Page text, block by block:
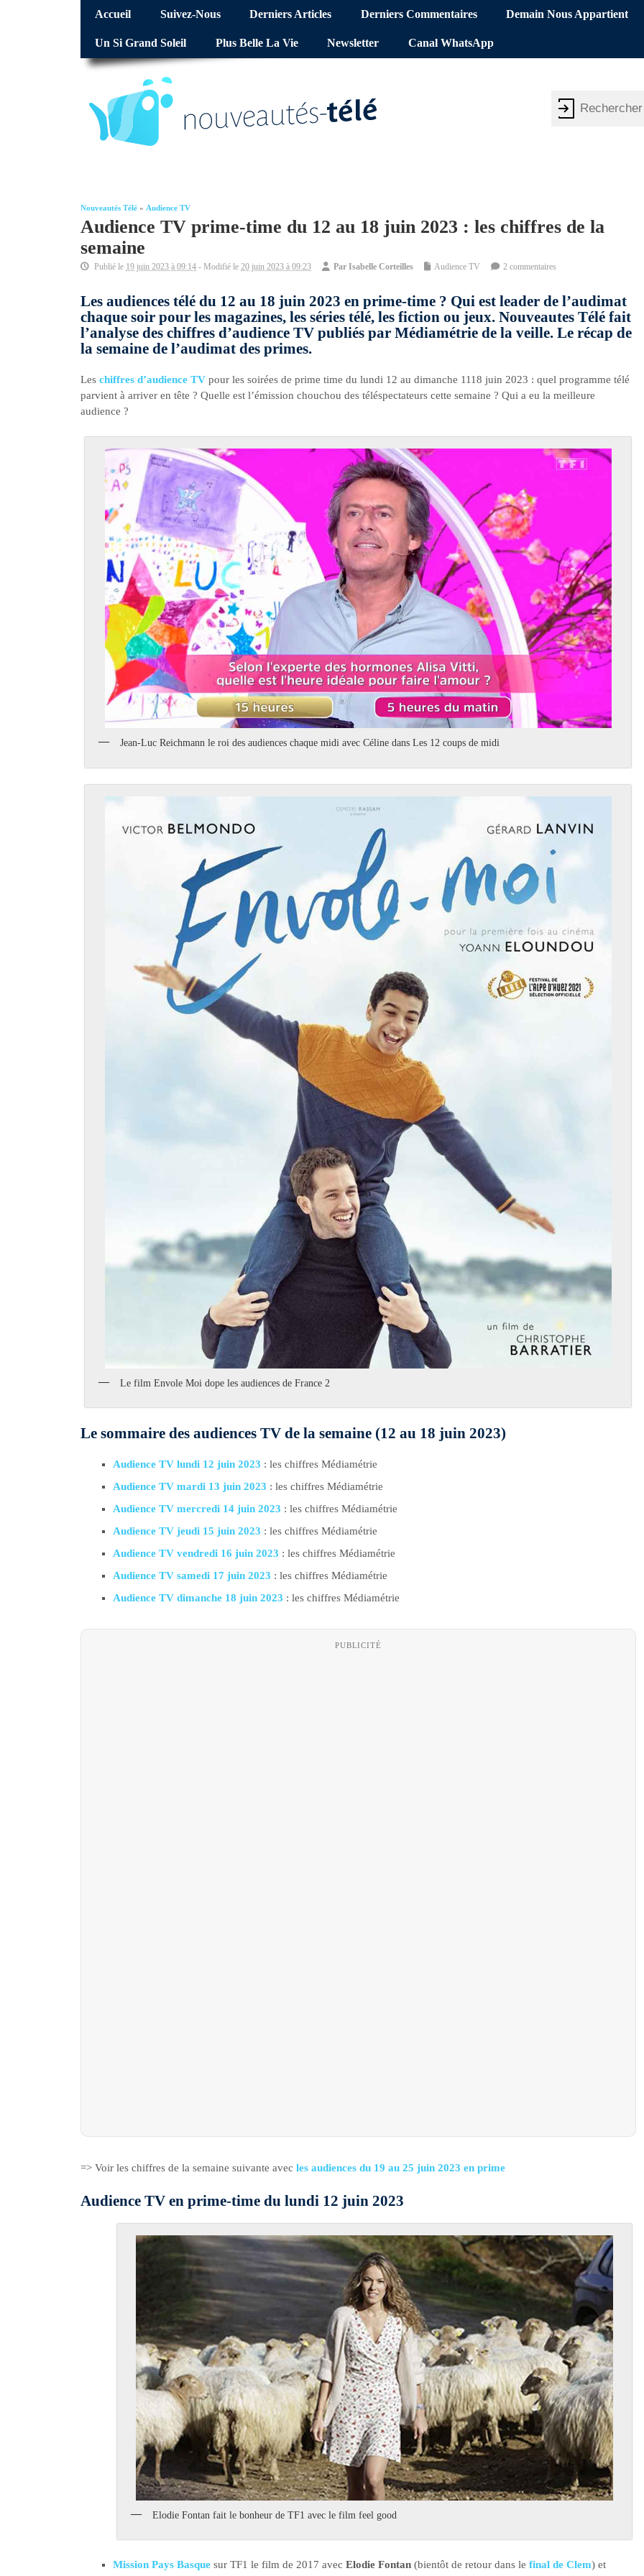
Accueil Suivez-Nous Derniers Articles Derniers Commentaires Demain Nous Appartient
Un Si Grand Soleil Plus Belle La Vie Newsletter Canal WhatsApp
Nouveautés Télé » Audience TV
Audience TV prime-time du 12 au 18 juin 2023 : les chiffres de la
semaine
Publié le 19 juin 2023 à 09:14 - Modifié le 20 juin 2023 à 09:23 Par Isabelle Corteilles Audience TV 2 commentaires
Les audiences télé du 12 au 18 juin 2023 en prime-time ? Qui est leader de l’audimat
chaque soir pour les magazines, les séries télé, les fiction ou jeux. Nouveautes Télé fait
l’analyse des chiffres d’audience TV publiés par Médiamétrie de la veille. Le récap de
la semaine de l’audimat des primes.
Les chiffres d’audience TV pour les soirées de prime time du lundi 12 au dimanche 1118 juin 2023 : quel programme télé
parvient à arriver en tête ? Quelle est l’émission chouchou des téléspectateurs cette semaine ? Qui a eu la meilleure
audience ?
Jean-Luc Reichmann le roi des audiences chaque midi avec Céline dans Les 12 coups de midi
Le film Envole Moi dope les audiences de France 2
Le sommaire des audiences TV de la semaine (12 au 18 juin 2023)
Audience TV lundi 12 juin 2023 : les chiffres Médiamétrie
Audience TV mardi 13 juin 2023 : les chiffres Médiamétrie
Audience TV mercredi 14 juin 2023 : les chiffres Médiamétrie
Audience TV jeudi 15 juin 2023 : les chiffres Médiamétrie
Audience TV vendredi 16 juin 2023 : les chiffres Médiamétrie
Audience TV samedi 17 juin 2023 : les chiffres Médiamétrie
Audience TV dimanche 18 juin 2023 : les chiffres Médiamétrie
PUBLICITÉ
=> Voir les chiffres de la semaine suivante avec les audiences du 19 au 25 juin 2023 en prime
Audience TV en prime-time du lundi 12 juin 2023
Elodie Fontan fait le bonheur de TF1 avec le film feel good
Mission Pays Basque sur TF1 le film de 2017 avec Elodie Fontan (bientôt de retour dans le final de Clem) et